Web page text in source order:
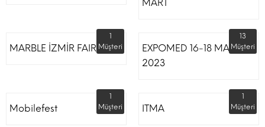
MART
MARBLE İZMİR FAIR
1
Müşteri
EXPOMED 16-18 MART
2023
13
Müşteri
Mobilefest
1
Müşteri
ITMA
1
Müşteri